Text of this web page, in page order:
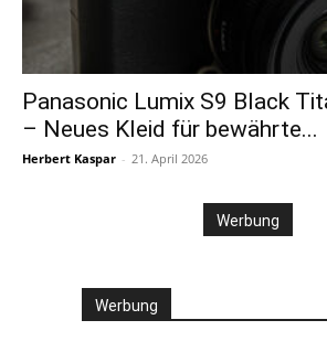
Panasonic Lumix S9 Black
– Neues Kleid für bewährte...
Herbert Kaspar - 21. April 2026
Werbung
Werbung